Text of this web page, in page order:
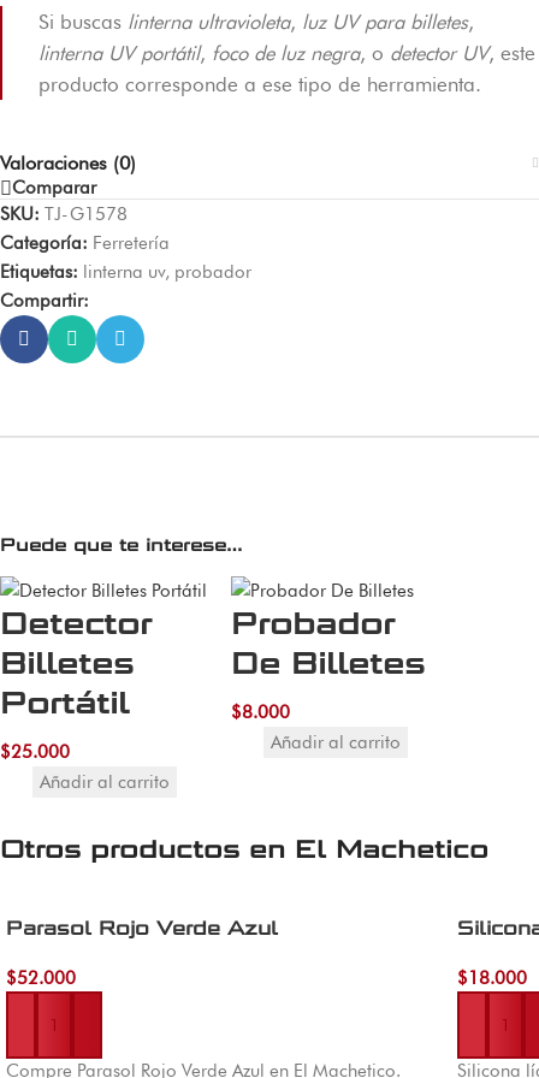
Si buscas linterna ultravioleta, luz UV para billetes,
linterna UV portátil, foco de luz negra, o detector UV, este
producto corresponde a ese tipo de herramienta.
Valoraciones (0)
Comparar
SKU: TJ-G1578
Categoría: Ferretería
Etiquetas: linterna uv, probador
Compartir:
Puede que te interese…
Detector
Billetes
Portátil
$25.000
Añadir al carrito
Probador
De Billetes
$8.000
Añadir al carrito
Otros productos en El Machetico
Parasol Rojo Verde Azul
$52.000
Añadir al carrito
Compre Parasol Rojo Verde Azul en El Machetico.
$18.000
Añadir al
Silicona